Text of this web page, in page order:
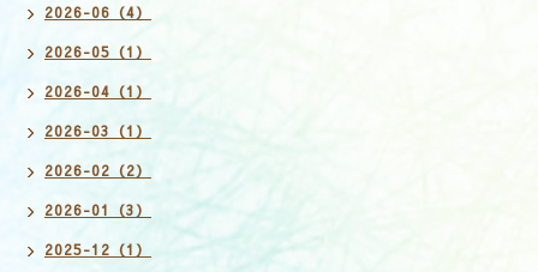
2026-06（4）
2026-05（1）
2026-04（1）
2026-03（1）
2026-02（2）
2026-01（3）
2025-12（1）